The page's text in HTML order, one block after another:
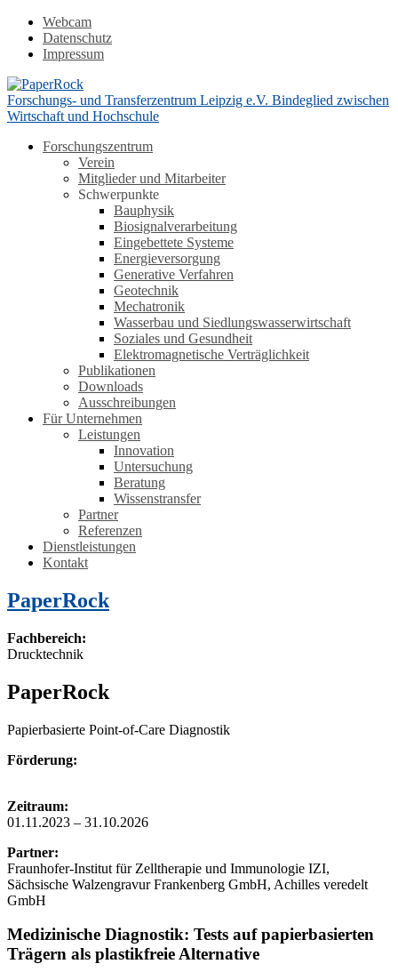
Webcam
Datenschutz
Impressum
Forschungs- und Transferzentrum Leipzig e.V. Bindeglied zwischen
Wirtschaft und Hochschule
Forschungszentrum
Verein
Mitglieder und Mitarbeiter
Schwerpunkte
Bauphysik
Biosignalverarbeitung
Eingebettete Systeme
Energieversorgung
Generative Verfahren
Geotechnik
Mechatronik
Wasserbau und Siedlungswasserwirtschaft
Soziales und Gesundheit
Elektromagnetische Verträglichkeit
Publikationen
Downloads
Ausschreibungen
Für Unternehmen
Leistungen
Innovation
Untersuchung
Beratung
Wissenstransfer
Partner
Referenzen
Dienstleistungen
Kontakt
PaperRock
Fachbereich:
Drucktechnik
PaperRock
Papierbasierte Point-of-Care Diagnostik
Förderung:
Zeitraum:
01.11.2023 – 31.10.2026
Partner:
Fraunhofer-Institut für Zelltherapie und Immunologie IZI,
Sächsische Walzengravur Frankenberg GmbH, Achilles veredelt
GmbH
Medizinische Diagnostik: Tests auf papierbasierten
Trägern als plastikfreie Alternative